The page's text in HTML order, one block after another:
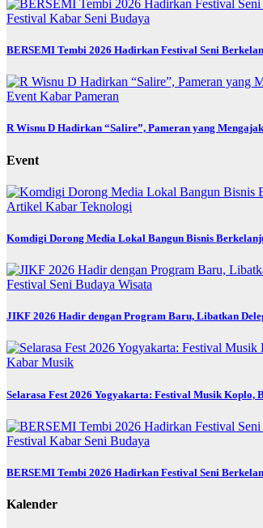
Festival Kabar Seni Budaya
BERSEMI Tembi 2026 Hadirkan Festival Seni
Event KabarPameran
R Wisnu D Hadirkan “Salire”, Pameran yang
Event
Artikel KabarTeknologi
Komdigi Dorong Media Lokal Bangun Bisnis
Festival Seni Budaya Wisata
JIKF 2026 Hadir dengan Program Baru, Libatkan
KabarMusik
Selarasa Fest 2026 Yogyakarta: Festival Musik Koplo,
Festival Kabar Seni Budaya
BERSEMI Tembi 2026 Hadirkan Festival Seni
Kalender